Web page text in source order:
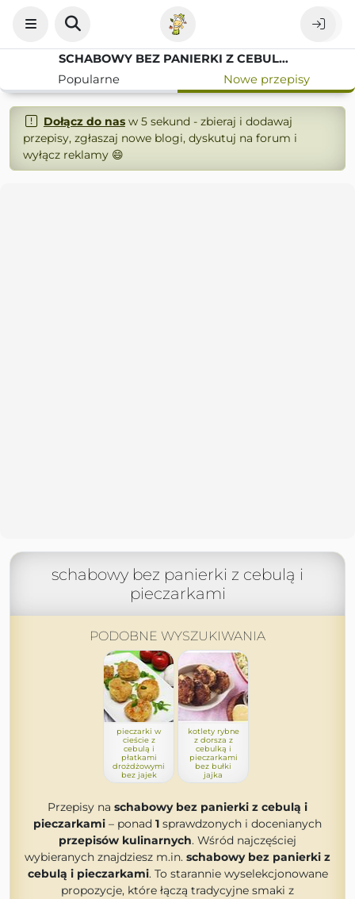
SCHABOWY BEZ PANIERKI Z CEBULĄ I PIECZARKAMI
Popularne
Nowe przepisy
Dołącz do nasw 5 sekund - zbieraj i dodawaj
przepisy, zgłaszaj nowe blogi, dyskutuj na forum i
wyłącz reklamy 😄
schabowy bez panierki z cebulą i
pieczarkami
PODOBNE WYSZUKIWANIA
pieczarki w
cieście z
cebulą i
płatkami
drożdżowymi
bez jajek
kotlety rybne
z dorsza z
cebulką i
pieczarkami
bez bułki
jajka
Przepisy na schabowy bez panierki z cebulą i
pieczarkami – ponad 1 sprawdzonych i docenianych
przepisów kulinarnych. Wśród najczęściej
wybieranych znajdziesz m.in. schabowy bez panierki z
cebulą i pieczarkami. To starannie wyselekcjonowane
propozycje, które łączą tradycyjne smaki z